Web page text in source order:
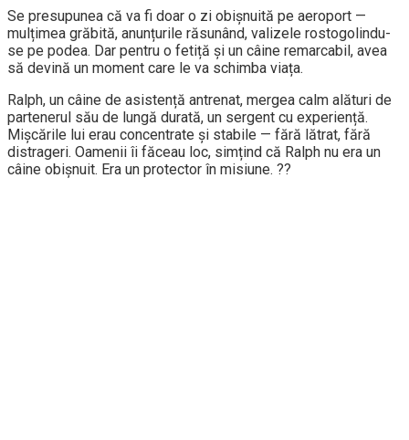
Se presupunea că va fi doar o zi obișnuită pe aeroport —
mulțimea grăbită, anunțurile răsunând, valizele rostogolindu-
se pe podea. Dar pentru o fetiță și un câine remarcabil, avea
să devină un moment care le va schimba viața.
Ralph, un câine de asistență antrenat, mergea calm alături de
partenerul său de lungă durată, un sergent cu experiență.
Mișcările lui erau concentrate și stabile — fără lătrat, fără
distrageri. Oamenii îi făceau loc, simțind că Ralph nu era un
câine obișnuit. Era un protector în misiune. ??️